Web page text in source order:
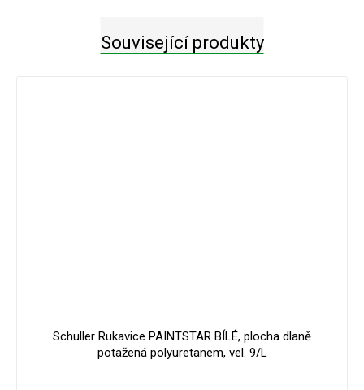
Související produkty
Schuller Rukavice PAINTSTAR BÍLÉ, plocha dlaně
potažená polyuretanem, vel. 9/L